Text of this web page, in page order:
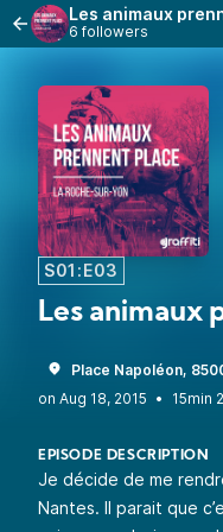
Les animaux
6 followers
S01:E03
Les animaux
Place Napoléon,
•
15min
EPISODE DESCRIPTION
Je décide de me
Nantes. Il parait que